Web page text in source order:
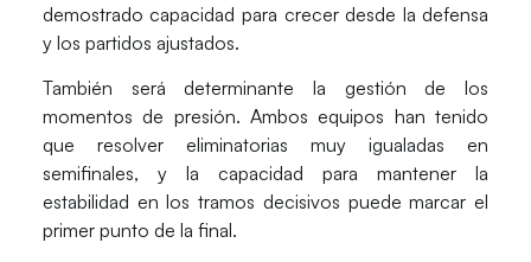
demostrado capacidad para crecer desde la defensa
y los partidos ajustados.
También será determinante la gestión de los
momentos de presión. Ambos equipos han tenido
que resolver eliminatorias muy igualadas en
semifinales, y la capacidad para mantener la
estabilidad en los tramos decisivos puede marcar el
primer punto de la final.